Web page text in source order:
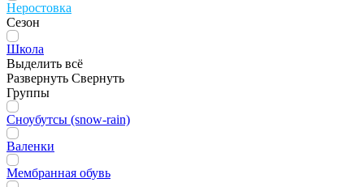
Неростовка
Сезон
Школа
Выделить всё
Развернуть Свернуть
Группы
Сноубутсы (snow-rain)
Валенки
Мембранная обувь